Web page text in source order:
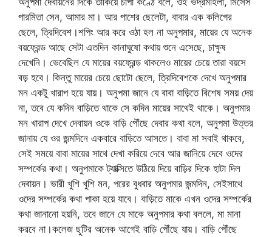
পারমিতা সেন, আমার মা। আর পাশের ছেলেটা, বাবার এক কলিগের
ছেলে, ত্রিদিবেশ।শপিং আর করে ওঠা হল না অনুপমার, মায়ের যে অনেক
বয়ফ্রেন্ড আছে সেটা এতদিন কানাঘুষো কথায় শুনে এসেছে, চাক্ষুষ
দেখেনি। ভেবেছিল যে মায়ের বয়ফ্রেন্ড থাকলেও মায়ের চেয়ে তারা বয়সে
বড় হবে। কিন্তু মায়ের চেয়ে ছোটো ছেলে, ত্রিদিবেশকে দেখে অনুপমার
মন একটু খারাপ হয়ে যায়। অনুপমা জানে যে বাবা বাড়িতে বিশেষ সময় দেয়
না, তবে যে কদিন বাড়িতে থাকে সে কদিন মায়ের সাথেই থাকে। অনুপমার
মন খারাপ দেখে দেবায়ন ওকে বাড়ি পৌঁছে দেবার কথা বলে, অনুপমা উত্তর
জানায় যে ওর জন্মদিনে একবারে বাড়িতে আসতে। বাবা মা সবাই থাকবে,
সেই সময়ে বাবা মায়ের সাথে দেখা করিয়ে দেবে আর জানিয়ে দেবে ওদের
সম্পর্কের কথা। অনুপমাকে ট্যাক্সিতে উঠিয়ে দিয়ে বাড়ির দিকে হাটা দিল
দেবায়ন। ভারী খুশি খুশি মন, পরের বুধবার অনুপমার জন্মদিন, সেইসাথে
ওদের সম্পর্কের কথা পাকা হয়ে যাবে। বাড়িতে মাকে এখন ওদের সম্পর্কের
কথা জানানো হয়নি, তবে জানে যে মাকে অনুপমার কথা বললে, মা মানা
করবে না।কলেজ ছুটির অনেক আগেই বাড়ি পৌঁছে যায়। বাড়ি পৌঁছে